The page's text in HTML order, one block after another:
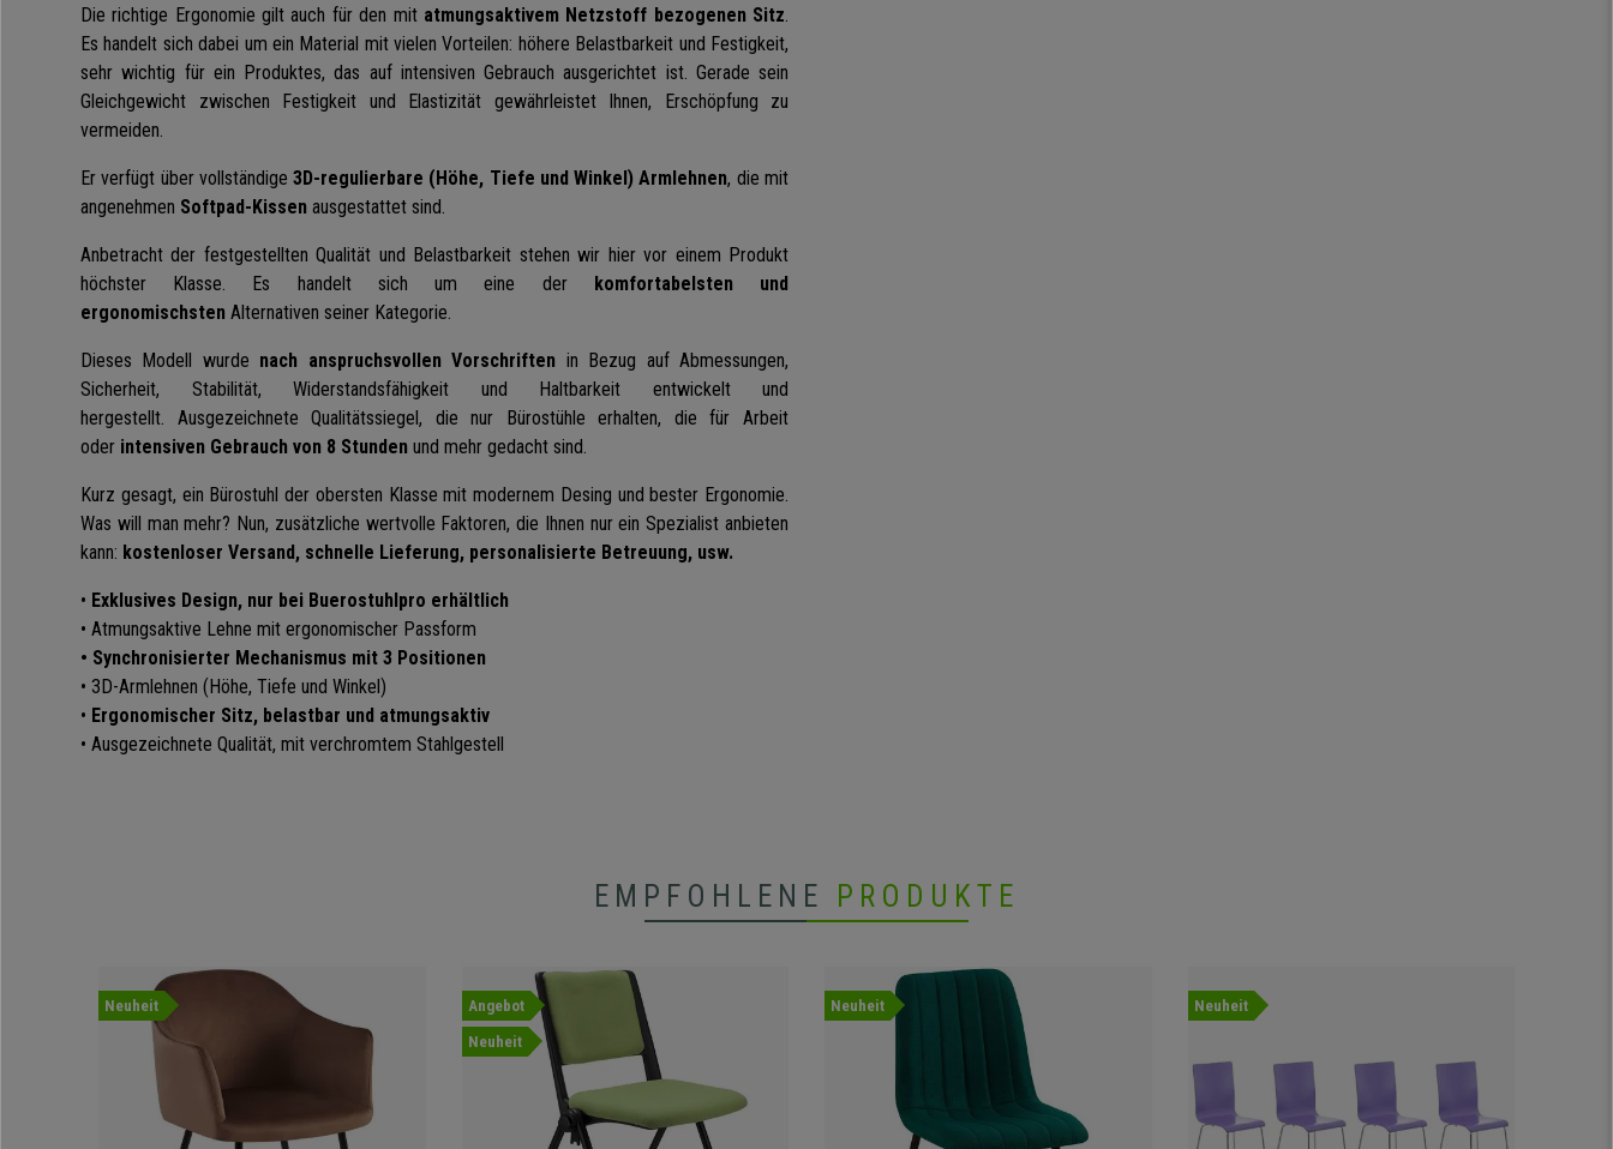
Die richtige Ergonomie gilt auch für den mit atmungsaktivem Netzstoff bezogenen Sitz.
Es handelt sich dabei um ein Material mit vielen Vorteilen: höhere Belastbarkeit und Festigkeit,
sehr wichtig für ein Produktes, das auf intensiven Gebrauch ausgerichtet ist. Gerade sein
Gleichgewicht zwischen Festigkeit und Elastizität gewährleistet Ihnen, Erschöpfung zu
vermeiden.
Er verfügt über vollständige3D-regulierbare (Höhe, Tiefe und Winkel) Armlehnen, die mit
angenehmen Softpad-Kissen ausgestattet sind.
Anbetracht der festgestellten Qualität und Belastbarkeit stehen wir hier vor einem Produkt
höchster Klasse. Es handelt sich um eine der komfortabelsten und
ergonomischsten Alternativen seiner Kategorie.
Dieses Modell wurde nach anspruchsvollen Vorschriften in Bezug auf Abmessungen,
Sicherheit, Stabilität, Widerstandsfähigkeit und Haltbarkeit entwickelt und
hergestellt. Ausgezeichnete Qualitätssiegel, die nur Bürostühle erhalten, die für Arbeit
oder intensiven Gebrauch von 8 Stunden und mehr gedacht sind.
Kurz gesagt, ein Bürostuhl der obersten Klasse mit modernem Desing und bester Ergonomie.
Was will man mehr? Nun, zusätzliche wertvolle Faktoren, die Ihnen nur ein Spezialist anbieten
kann: kostenloser Versand, schnelle Lieferung, personalisierte Betreuung, usw.
• Exklusives Design, nur bei Buerostuhlpro erhältlich
• Atmungsaktive Lehne mit ergonomischer Passform
• Synchronisierter Mechanismus mit 3 Positionen
• 3D-Armlehnen (Höhe, Tiefe und Winkel)
• Ergonomischer Sitz, belastbar und atmungsaktiv
• Ausgezeichnete Qualität, mit verchromtem Stahlgestell
EMPFOHLENE PRODUKTE
Neuheit
Angebot
Neuheit
Neuheit Neuheit